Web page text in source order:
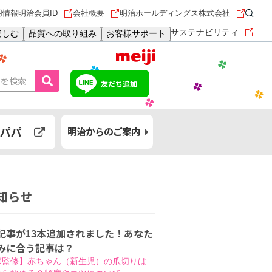
しむ 品質への取り組み お客様サポート サステナビリティ
情報明治会員ID 会社概要 明治ホールディングス株式会社
友だち追加
パ 明治からのご案内
らせ
事が13本追加されました！あなた
に合う記事は？
監修】赤ちゃん（新生児）の爪切りは